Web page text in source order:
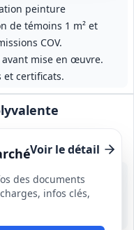
peinture
de témoins 1 m² et
COV.
mise en œuvre.
et certificats.
des documents
infos clés,
Voir le détail
3 mois)